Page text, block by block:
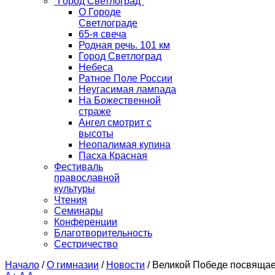
О Городе
Светлограде
65-я свеча
Родная речь. 101 км
Город Светлоград
Небеса
Ратное Поле России
Неугасимая лампада
На Божественной
страже
Ангел смотрит с
высоты
Неопалимая купина
Пасха Красная
Фестиваль
православной
культуры
Чтения
Семинары
Конференции
Благотворительность
Сестричество
Начало / О гимназии / Новости / Великой Победе